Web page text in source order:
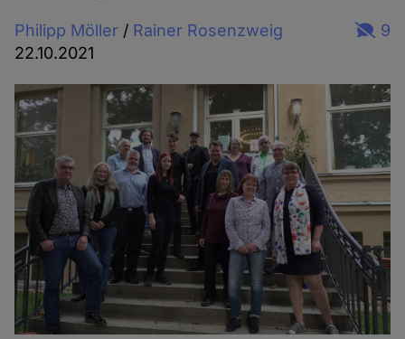
Philipp Möller / Rainer Rosenzweig
22.10.2021
9